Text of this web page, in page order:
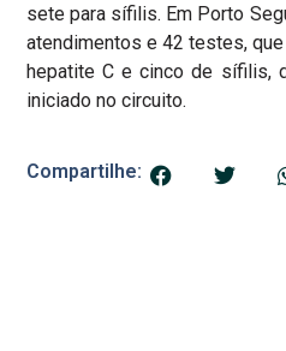
sete para sífilis. Em Porto
atendimentos e 42 testes,
hepatite C e cinco de sífilis,
iniciado no circuito.
Compartilhe: